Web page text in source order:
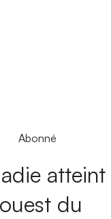
Abonné
atteint
du